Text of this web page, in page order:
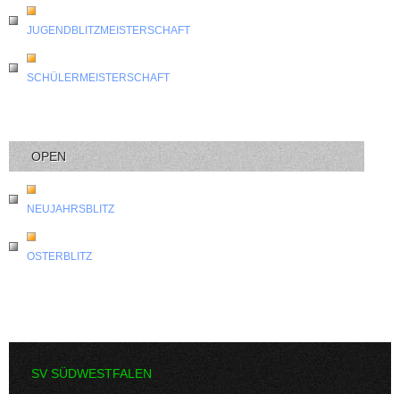
JUGENDBLITZMEISTERSCHAFT
SCHÜLERMEISTERSCHAFT
OPEN
NEUJAHRSBLITZ
OSTERBLITZ
SV SÜDWESTFALEN